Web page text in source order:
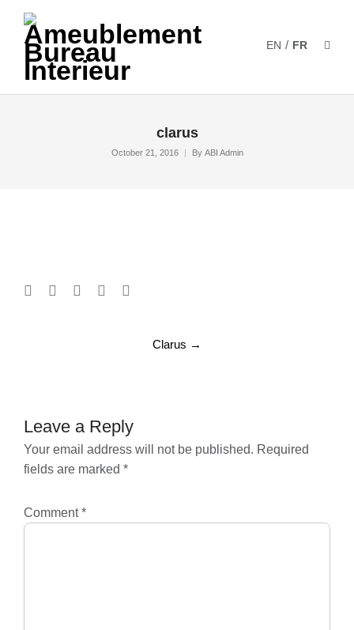
EN / FR
clarus
October 21, 2016 By ABI Admin
Clarus →
Leave a Reply
Your email address will not be published. Required
fields are marked *
Comment*